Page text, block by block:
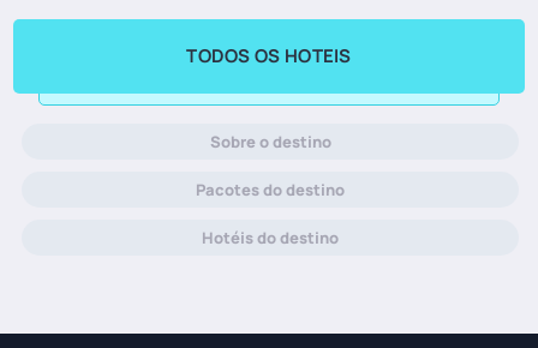
TODOS OS HOTEIS
Sobre o destino
Pacotes do destino
Hotéis do destino